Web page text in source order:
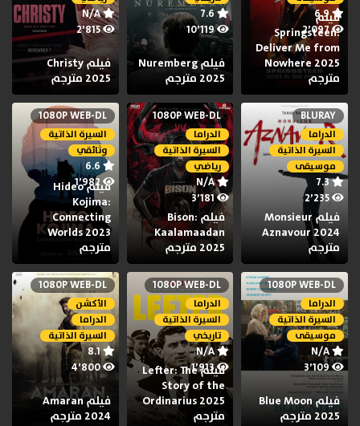
6.9
2٬097
فيلم
Springsteen:
Deliver Me from
Nowhere 2025
مترجم
7.6
10٬119
فيلم Nuremberg
2025 مترجم
N/A
2٬815
فيلم Christy
2025 مترجم
BLURAY
الدراما
السيرة الذاتية
موسيقى
7.3
2٬235
فيلم Monsieur
Aznavour 2024
مترجم
1080P WEB-DL
الدراما
السيرة الذاتية
رياضي
N/A
3٬181
فيلم Bison:
Kaalamaadan
2025 مترجم
1080P WEB-DL
السيرة الذاتية
وثائقي
1٬982
فيلم Hideo
Kojima:
Connecting
Worlds 2023
مترجم
1080P WEB-DL
الدراما
السيرة الذاتية
موسيقى
3٬109
فيلم Blue Moon
2025 مترجم
1080P WEB-DL
الدراما
السيرة الذاتية
تاريخي
N/A
1٬913
فيلم Lefter: The
Story of the
Ordinarius 2025
مترجم
1080P WEB-DL
الأكشن
الدراما
السيرة الذاتية
8.1
4٬800
فيلم Amaran
2024 مترجم